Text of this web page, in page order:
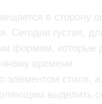
в сторону
Сегодня густая,
формам, которые
времени.
элементом стиля,
выделить